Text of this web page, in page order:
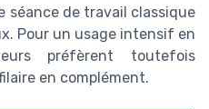
de travail classique
Pour un usage intensif en
préfèrent toutefois
en complément.